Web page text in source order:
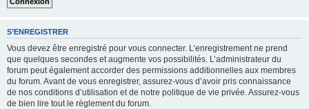
S’ENREGISTRER
Vous devez être enregistré pour vous connecter. L’enregistrement ne prend
que quelques secondes et augmente vos possibilités. L’administrateur du
forum peut également accorder des permissions additionnelles aux membres
du forum. Avant de vous enregistrer, assurez-vous d’avoir pris connaissance
de nos conditions d’utilisation et de notre politique de vie privée. Assurez-vous
de bien lire tout le règlement du forum.